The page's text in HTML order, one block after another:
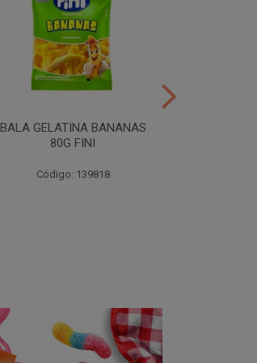
BALA GELATINA BANANAS
80G FINI
Código: 139818